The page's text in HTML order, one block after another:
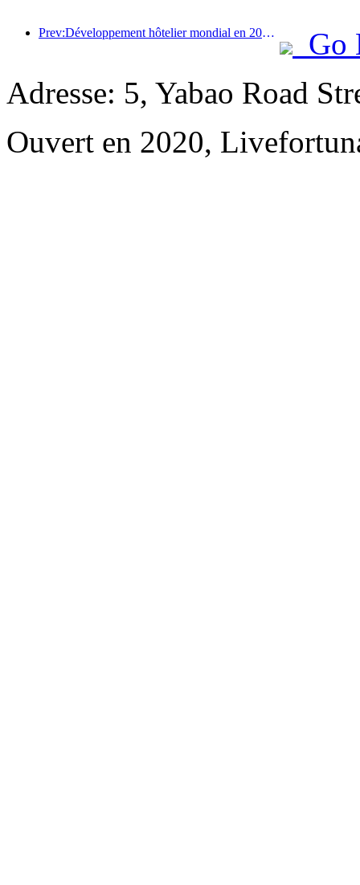
Prev:Développement hôtelier mondial en 2026 : Shanghai se classe première en termes d’ajout de nouvelles chambres
Go
Adresse: 5, Yabao Road
Ouvert en 2020,